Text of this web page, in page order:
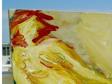
Alle neuen Werke